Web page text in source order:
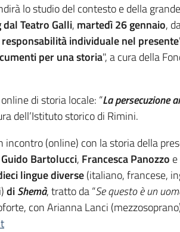
lo studio del contesto e della
Teatro Galli, martedì 26 gennaio,
individuale nel presente
per una storia", a cura della
di storia locale: “La persecuzione
dell’Istituto storico di Rimini.
(online) con la storia della
Guido Bartolucci, Francesca Panozzo e
lingue diverse(italiano, francese,
diShemà, tratto da “Se questo è un
con Arianna Lanci